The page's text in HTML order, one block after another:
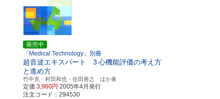
発売中
「Medical Technology」別冊
超音波エキスパート 3 心機能評価の考え方
と進め方
竹中克・村田和也・住田善之 ほか著
定価3,960円 2005年4月発行
注文コード：294530